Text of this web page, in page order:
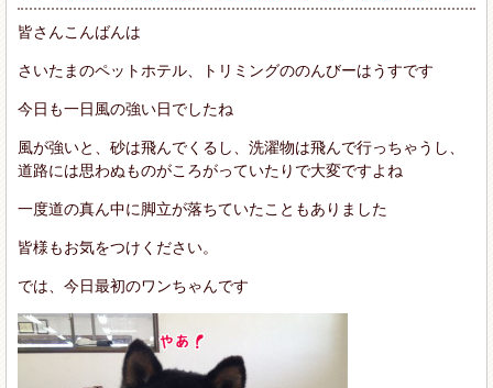
皆さんこんばんは
さいたまのペットホテル、トリミングののんびーはうすです
今日も一日風の強い日でしたね
風が強いと、砂は飛んでくるし、洗濯物は飛んで行っちゃうし、
道路には思わぬものがころがっていたりで大変ですよね
一度道の真ん中に脚立が落ちていたこともありました
皆様もお気をつけください。
では、今日最初のワンちゃんです